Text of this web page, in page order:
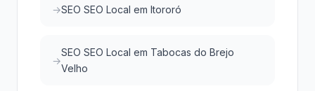
SEO SEO Local em Itororó
SEO SEO Local em Tabocas do Brejo
Velho